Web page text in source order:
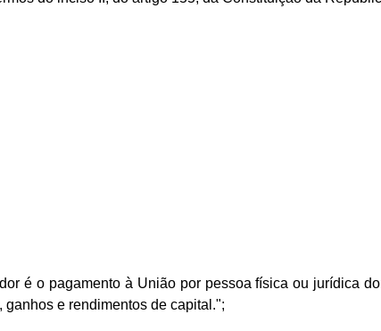
é o pagamento à União por pessoa física ou jurídica
e rendimentos de capital.";